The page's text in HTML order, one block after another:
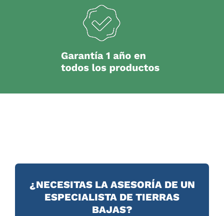
¿NECESITAS LA ASESORÍA DE UN
ESPECIALISTA DE TIERRAS
BAJAS?